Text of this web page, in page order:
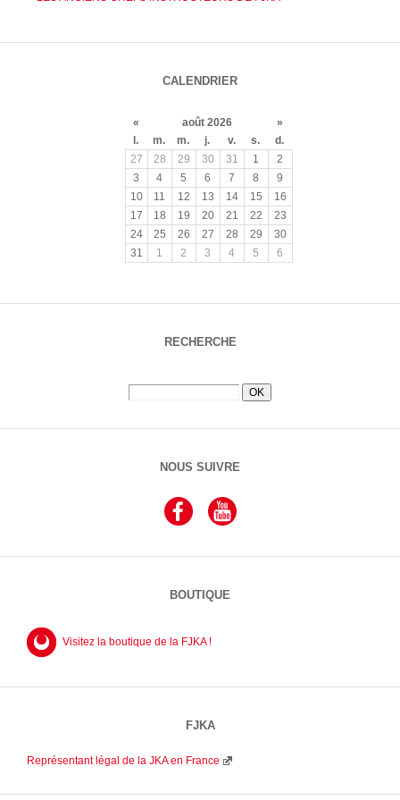
CALENDRIER
« août 2026
»
l.
m. m. j. v. s.
d.
27
28 29 30 31 1
2
3
4 5 6 7 8
9
10
11 12 13 14 15
16
17
18 19 20 21 22
23
24
25 26 27 28 29
30
31
1 2 3 4 5 6
RECHERCHE
NOUS SUIVRE
BOUTIQUE
Visitez la boutique de la FJKA !
FJKA
Représentant légal de la JKA en France